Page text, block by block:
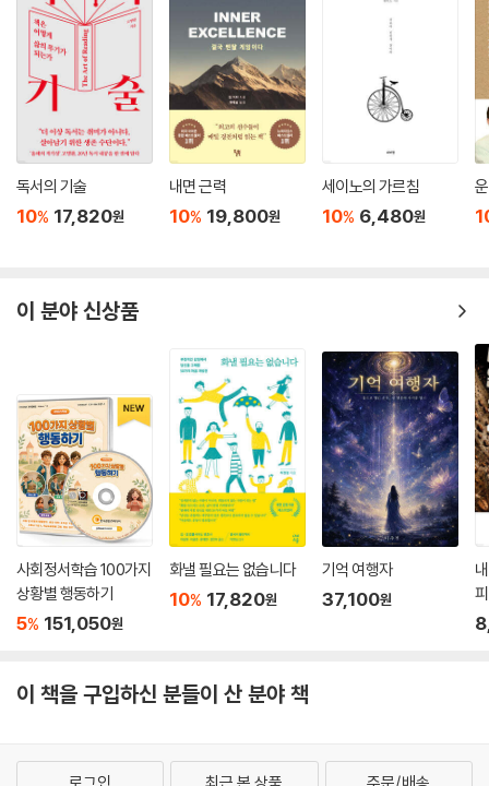
독서의 기술
10% 17,820원
내면 근력
10% 19,800원
세이노의 가르침
10% 6,480원
이 분야 신상품
사회정서학습 100가지
상황별 행동하기
5% 151,050원
화낼 필요는 없습니다
10% 17,820원
기억 여행자
37,100원
이 책을 구입하신 분들이 산 분야 책